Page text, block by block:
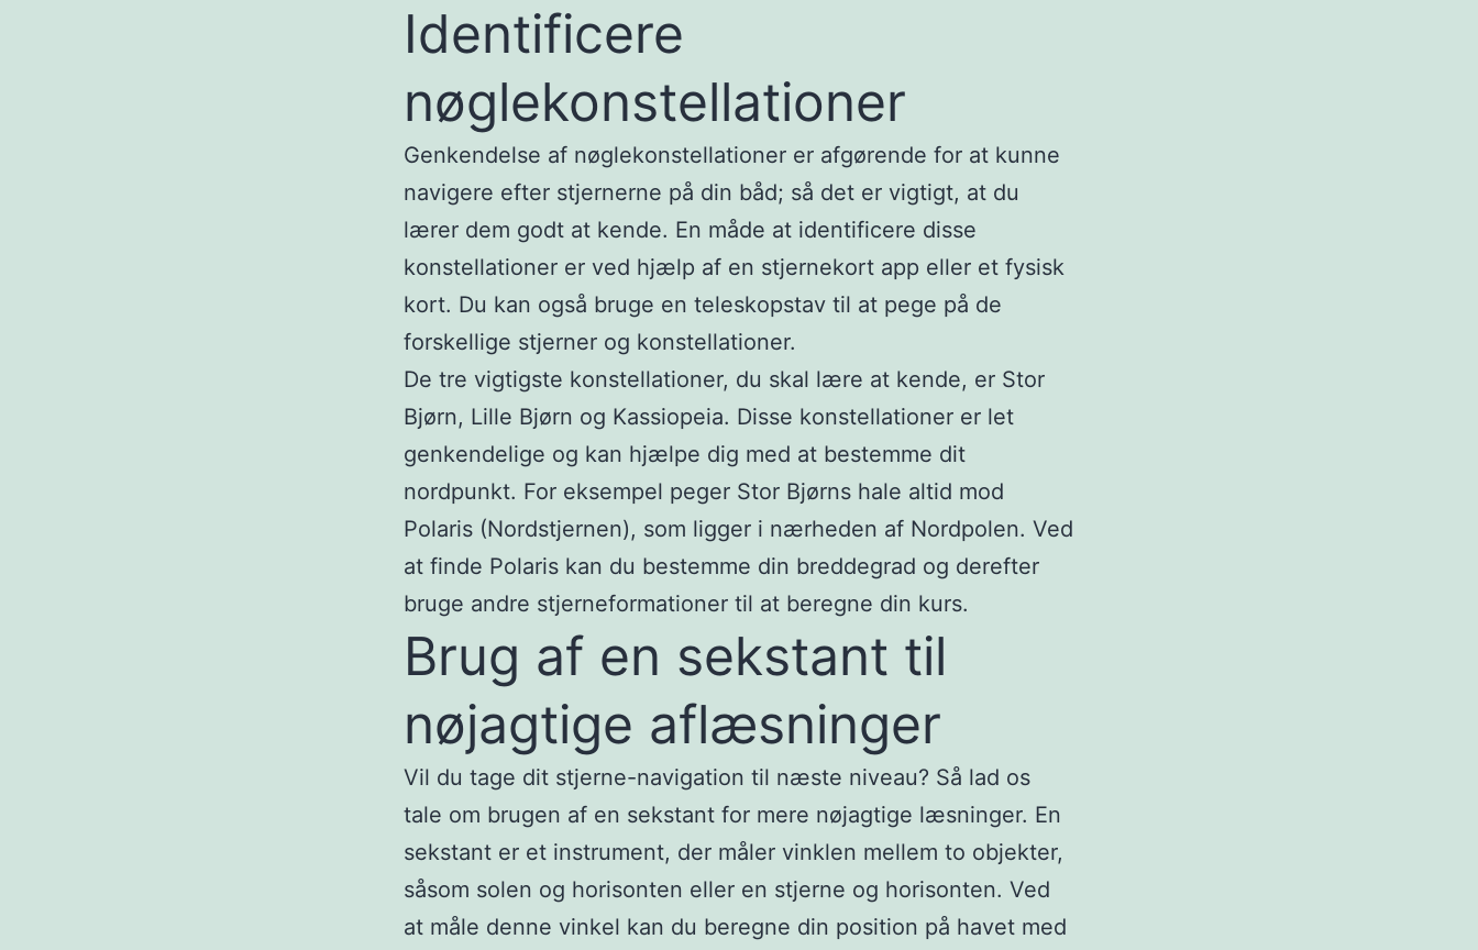
Identificere
nøglekonstellationer
Genkendelse af nøglekonstellationer er afgørende for at kunne
navigere efter stjernerne på din båd; så det er vigtigt, at du
lærer dem godt at kende. En måde at identificere disse
konstellationer er ved hjælp af en stjernekort app eller et fysisk
kort. Du kan også bruge en teleskopstav til at pege på de
forskellige stjerner og konstellationer.
De tre vigtigste konstellationer, du skal lære at kende, er Stor
Bjørn, Lille Bjørn og Kassiopeia. Disse konstellationer er let
genkendelige og kan hjælpe dig med at bestemme dit
nordpunkt. For eksempel peger Stor Bjørns hale altid mod
Polaris (Nordstjernen), som ligger i nærheden af Nordpolen. Ved
at finde Polaris kan du bestemme din breddegrad og derefter
bruge andre stjerneformationer til at beregne din kurs.
Brug af en sekstant til
nøjagtige aflæsninger
Vil du tage dit stjerne-navigation til næste niveau? Så lad os
tale om brugen af en sekstant for mere nøjagtige læsninger. En
sekstant er et instrument, der måler vinklen mellem to objekter,
såsom solen og horisonten eller en stjerne og horisonten. Ved
at måle denne vinkel kan du beregne din position på havet med